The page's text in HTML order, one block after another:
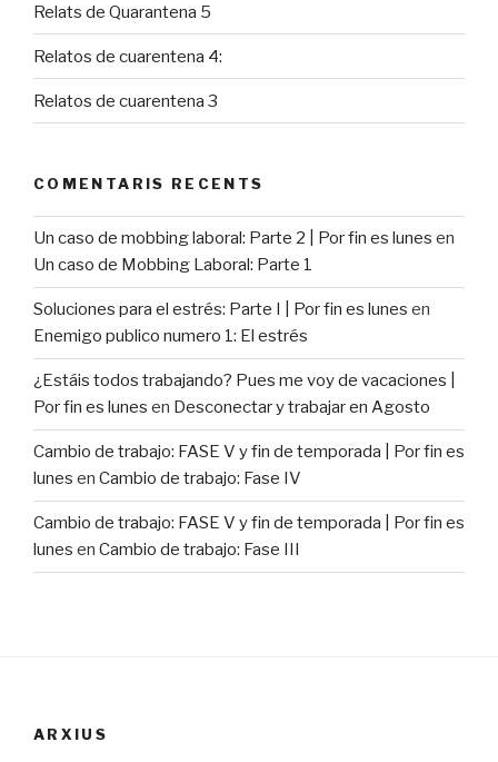
Relats de Quarantena 5
Relatos de cuarentena 4:
Relatos de cuarentena 3
COMENTARIS RECENTS
Un caso de mobbing laboral: Parte 2 | Por fin es lunes en
Un caso de Mobbing Laboral: Parte 1
Soluciones para el estrés: Parte I | Por fin es lunes en
Enemigo publico numero 1: El estrés
¿Estáis todos trabajando? Pues me voy de vacaciones |
Por fin es lunes en Desconectar y trabajar en Agosto
Cambio de trabajo: FASE V y fin de temporada | Por fin es
lunes en Cambio de trabajo: Fase IV
Cambio de trabajo: FASE V y fin de temporada | Por fin es
lunes en Cambio de trabajo: Fase III
ARXIUS